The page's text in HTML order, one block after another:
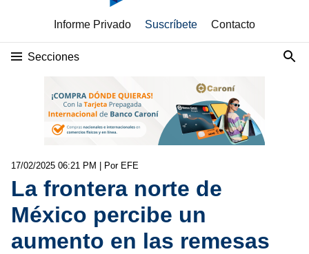
Informe Privado Suscríbete Contacto
Secciones
17/02/2025 06:21 PM | Por EFE
La frontera norte de
México percibe un
aumento en las remesas